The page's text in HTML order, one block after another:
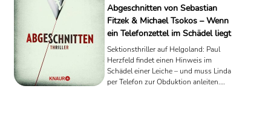
Abgeschnitten von Sebastian
Fitzek & Michael Tsokos – Wenn
ein Telefonzettel im Schädel liegt
Sektionsthriller auf Helgoland: Paul
Herzfeld findet einen Hinweis im
Schädel einer Leiche – und muss Linda
per Telefon zur Obduktion anleiten.